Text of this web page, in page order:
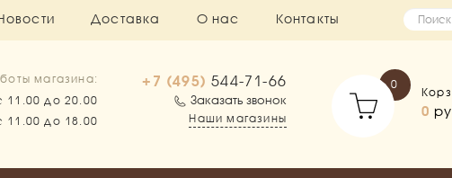
Доставка О нас Контакты
магазина:
11.00 до 20.00
11.00 до 18.00
+7 (495) 544-71-66
Заказать звонок
Наши магазины
0
0